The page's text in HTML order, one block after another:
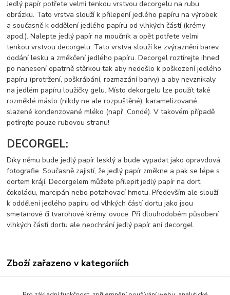
Jedlý papír potřete velmi tenkou vrstvou decorgelu na rubu
obrázku. Tato vrstva slouží k přilepení jedlého papíru na výrobek
a současně k oddělení jedlého papíru od vlhkých částí (krémy
apod.). Nalepte jedlý papír na moučník a opět potřete velmi
tenkou vrstvou decorgelu. Tato vrstva slouží ke zvýraznění barev,
dodání lesku a změkčení jedlého papíru. Decorgel roztírejte ihned
po nanesení opatrně stěrkou tak aby nedošlo k poškození jedlého
papíru (protržení, poškrábání, rozmazání barvy) a aby nevznikaly
na jedlém papíru loužičky gelu. Místo dekorgelu lze použít také
rozměklé máslo (nikdy ne ale rozpuštěné), karamelizované
slazené kondenzované mléko (např. Condé). V takovém případě
potírejte pouze rubovou stranu!
DECORGEL:
Díky němu bude jedlý papír lesklý a bude vypadat jako opravdová
fotografie. Současně zajistí, že jedlý papír změkne a pak se lépe s
dortem krájí. Decorgelem můžete přilepit jedlý papír na dort,
čokoládu, marcipán nebo potahovací hmotu. Především ale slouží
k oddělení jedlého papíru od vlhkých částí dortu jako jsou
smetanové či tvarohové krémy, ovoce. Při dlouhodobém působení
vlhkých částí dortu ale neochrání jedlý papír ani decorgel.
Zboží zařazeno v kategoriích